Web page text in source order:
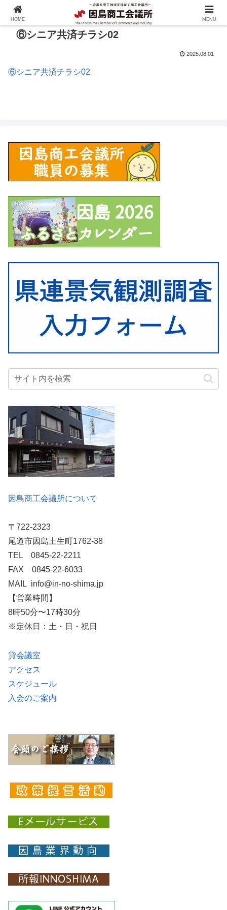
⑥シニア共済チラシ02
2025.08.01
⑥シニア共済チラシ02
因島商工会議所について
〒722-2323
尾道市因島土生町1762-38
TEL 0845-22-2211
FAX 0845-22-6033
MAIL info@in-no-shima.jp
【営業時間】
8時50分〜17時30分
※定休日：土・日・祝日
貸会議室
アクセス
スケジュール
入会のご案内
HOME MENU